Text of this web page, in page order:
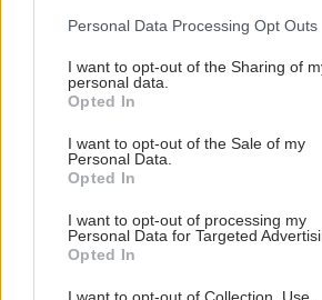
Please note that this website/app uses
not limited to your visit or usage
grant or deny consent to Google and its
use your data for below specified
consent section.
Personal Data Processing Opt Outs
I want to opt-out of the Sharing of
personal data.
Opted In
I want to opt-out of the Sale of my
Personal Data.
Opted In
I want to opt-out of processing my
Personal Data for Targeted
Opted In